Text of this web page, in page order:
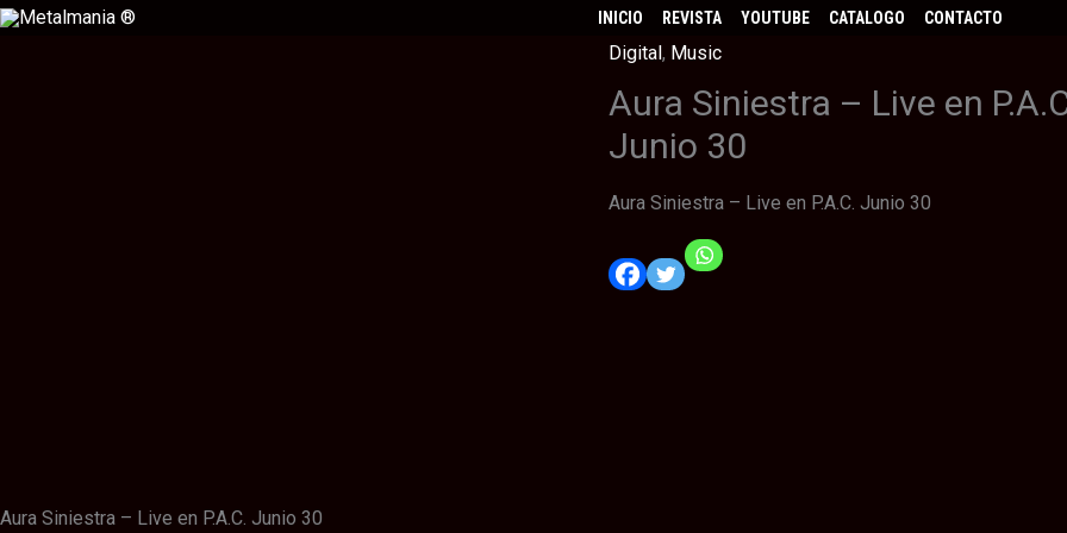
Ir
INICIO REVISTA YOUTUBE CATALOGO CONTACTO
Digital, Music
Aura Siniestra – Live en
Junio 30
Aura Siniestra – Live en P.A.C. Junio 30
Aura Siniestra – Live en P.A.C. Junio 30